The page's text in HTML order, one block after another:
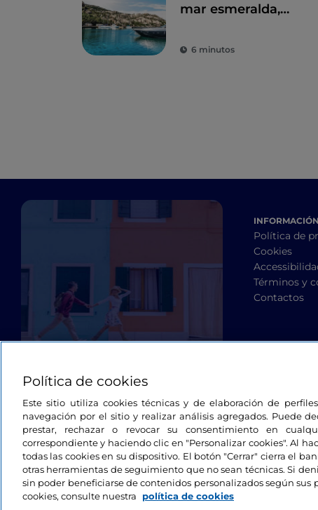
mar esmeralda,
tradiciones
6 minutos
Política de
Cookies
Términos y
Contactos
Política de cookies
Este sitio utiliza cookies técnicas y de elaboración de
navegación por el sitio y realizar análisis agregados. Puede
prestar, rechazar o revocar su consentimiento en
correspondiente y haciendo clic en "Personalizar cookies". Al
todas las cookies en su dispositivo. El botón "Cerrar" cierra el
otras herramientas de seguimiento que no sean técnicas. Si
sin poder beneficiarse de contenidos personalizados según sus
cookies, consulte nuestra
política de cookies